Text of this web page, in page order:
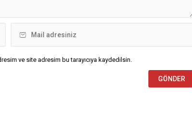
ve site adresim bu tarayıcıya kaydedilsin.